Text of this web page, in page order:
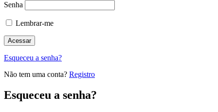
Senha
Lembrar-me
Esqueceu a senha?
Não tem uma conta? Registro
Esqueceu a senha?